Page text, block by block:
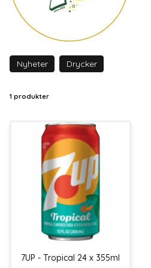
Nyheter Drycker
1 produkter
7UP - Tropical 24 x 355ml